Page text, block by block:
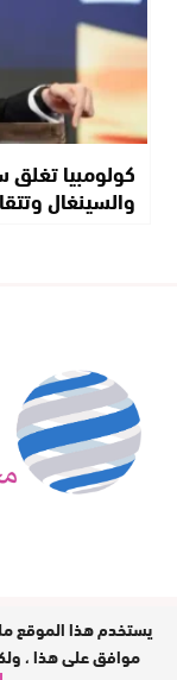
كولومبيا تغلق
والسينغال
مدير النشر : بشرى شاكر
محفوظة © 2026
يستخدم هذا الموقع
موافق على هذا ،